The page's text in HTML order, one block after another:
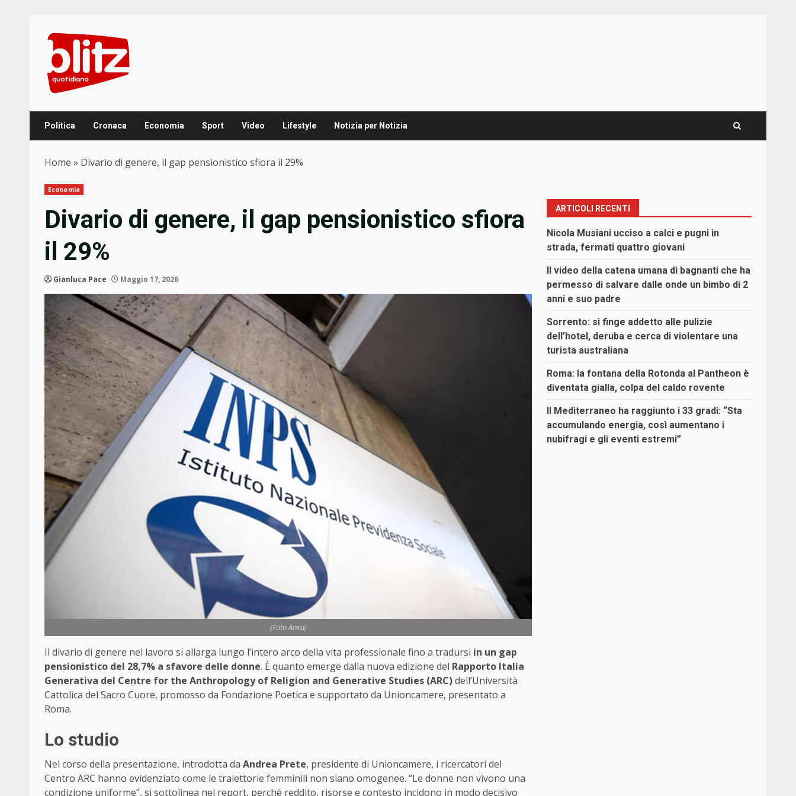
content
Politica Cronaca Economia Sport Video Lifestyle Notizia per Notizia
Home » Divario di genere, il gap pensionistico sfiora il 29%
Economia
Divario di genere, il gap pensionistico sfiora
il 29%
Gianluca Pace Maggio 17, 2026
(Foto Ansa)
Il divario di genere nel lavoro si allarga lungo l’intero arco della vita professionale fino a tradursi in un gap
pensionistico del 28,7% a sfavore delle donne. È quanto emerge dalla nuova edizione del Rapporto Italia
Generativa del Centre for the Anthropology of Religion and Generative Studies (ARC)dell’Università
Cattolica del Sacro Cuore, promosso da Fondazione Poetica e supportato da Unioncamere, presentato a
Roma.
Lo studio
Nel corso della presentazione, introdotta da Andrea Prete, presidente di Unioncamere, i ricercatori del
Centro ARC hanno evidenziato come le traiettorie femminili non siano omogenee. “Le donne non vivono una
condizione uniforme”, si sottolinea nel report, perché reddito, risorse e contesto incidono in modo decisivo
ARTICOLI RECENTI
Nicola Musiani ucciso a calci e pugni in
strada, fermati quattro giovani
Il video della catena umana di bagnanti che ha
permesso di salvare dalle onde un bimbo di 2
anni e suo padre
Sorrento: si finge addetto alle pulizie
dell’hotel, deruba e cerca di violentare una
turista australiana
Roma: la fontana della Rotonda al Pantheon è
diventata gialla, colpa del caldo rovente
Il Mediterraneo ha raggiunto i 33 gradi: “Sta
accumulando energia, così aumentano i
nubifragi e gli eventi estremi”